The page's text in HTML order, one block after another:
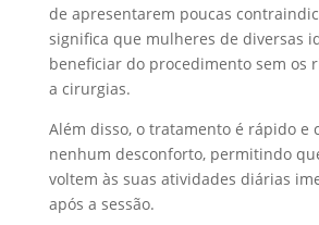
de apresentarem poucas
significa que mulheres de diversas
beneficiar do procedimento sem os
a cirurgias.
Além disso, o tratamento é rápido e
nenhum desconforto, permitindo
voltem às suas atividades diárias
após a sessão.